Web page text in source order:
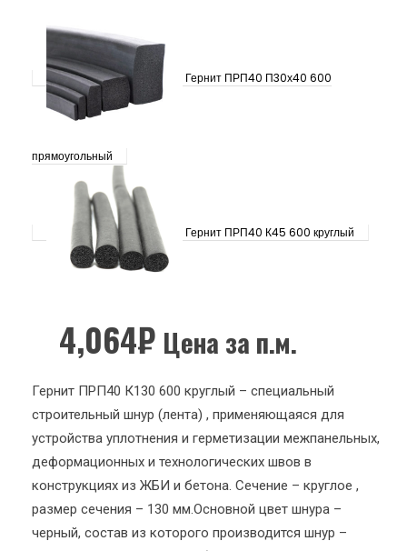
Гернит ПРП40 П30х40 600
прямоугольный
Гернит ПРП40 К45 600 круглый
4,064₽ Цена за п.м.
Гернит ПРП40 К130 600 круглый – специальный
строительный шнур (лента) , применяющаяся для
устройства уплотнения и герметизации межпанельных,
деформационных и технологических швов в
конструкциях из ЖБИ и бетона. Сечение – круглое ,
размер сечения – 130 мм.Основной цвет шнура –
черный, состав из которого производится шнур –